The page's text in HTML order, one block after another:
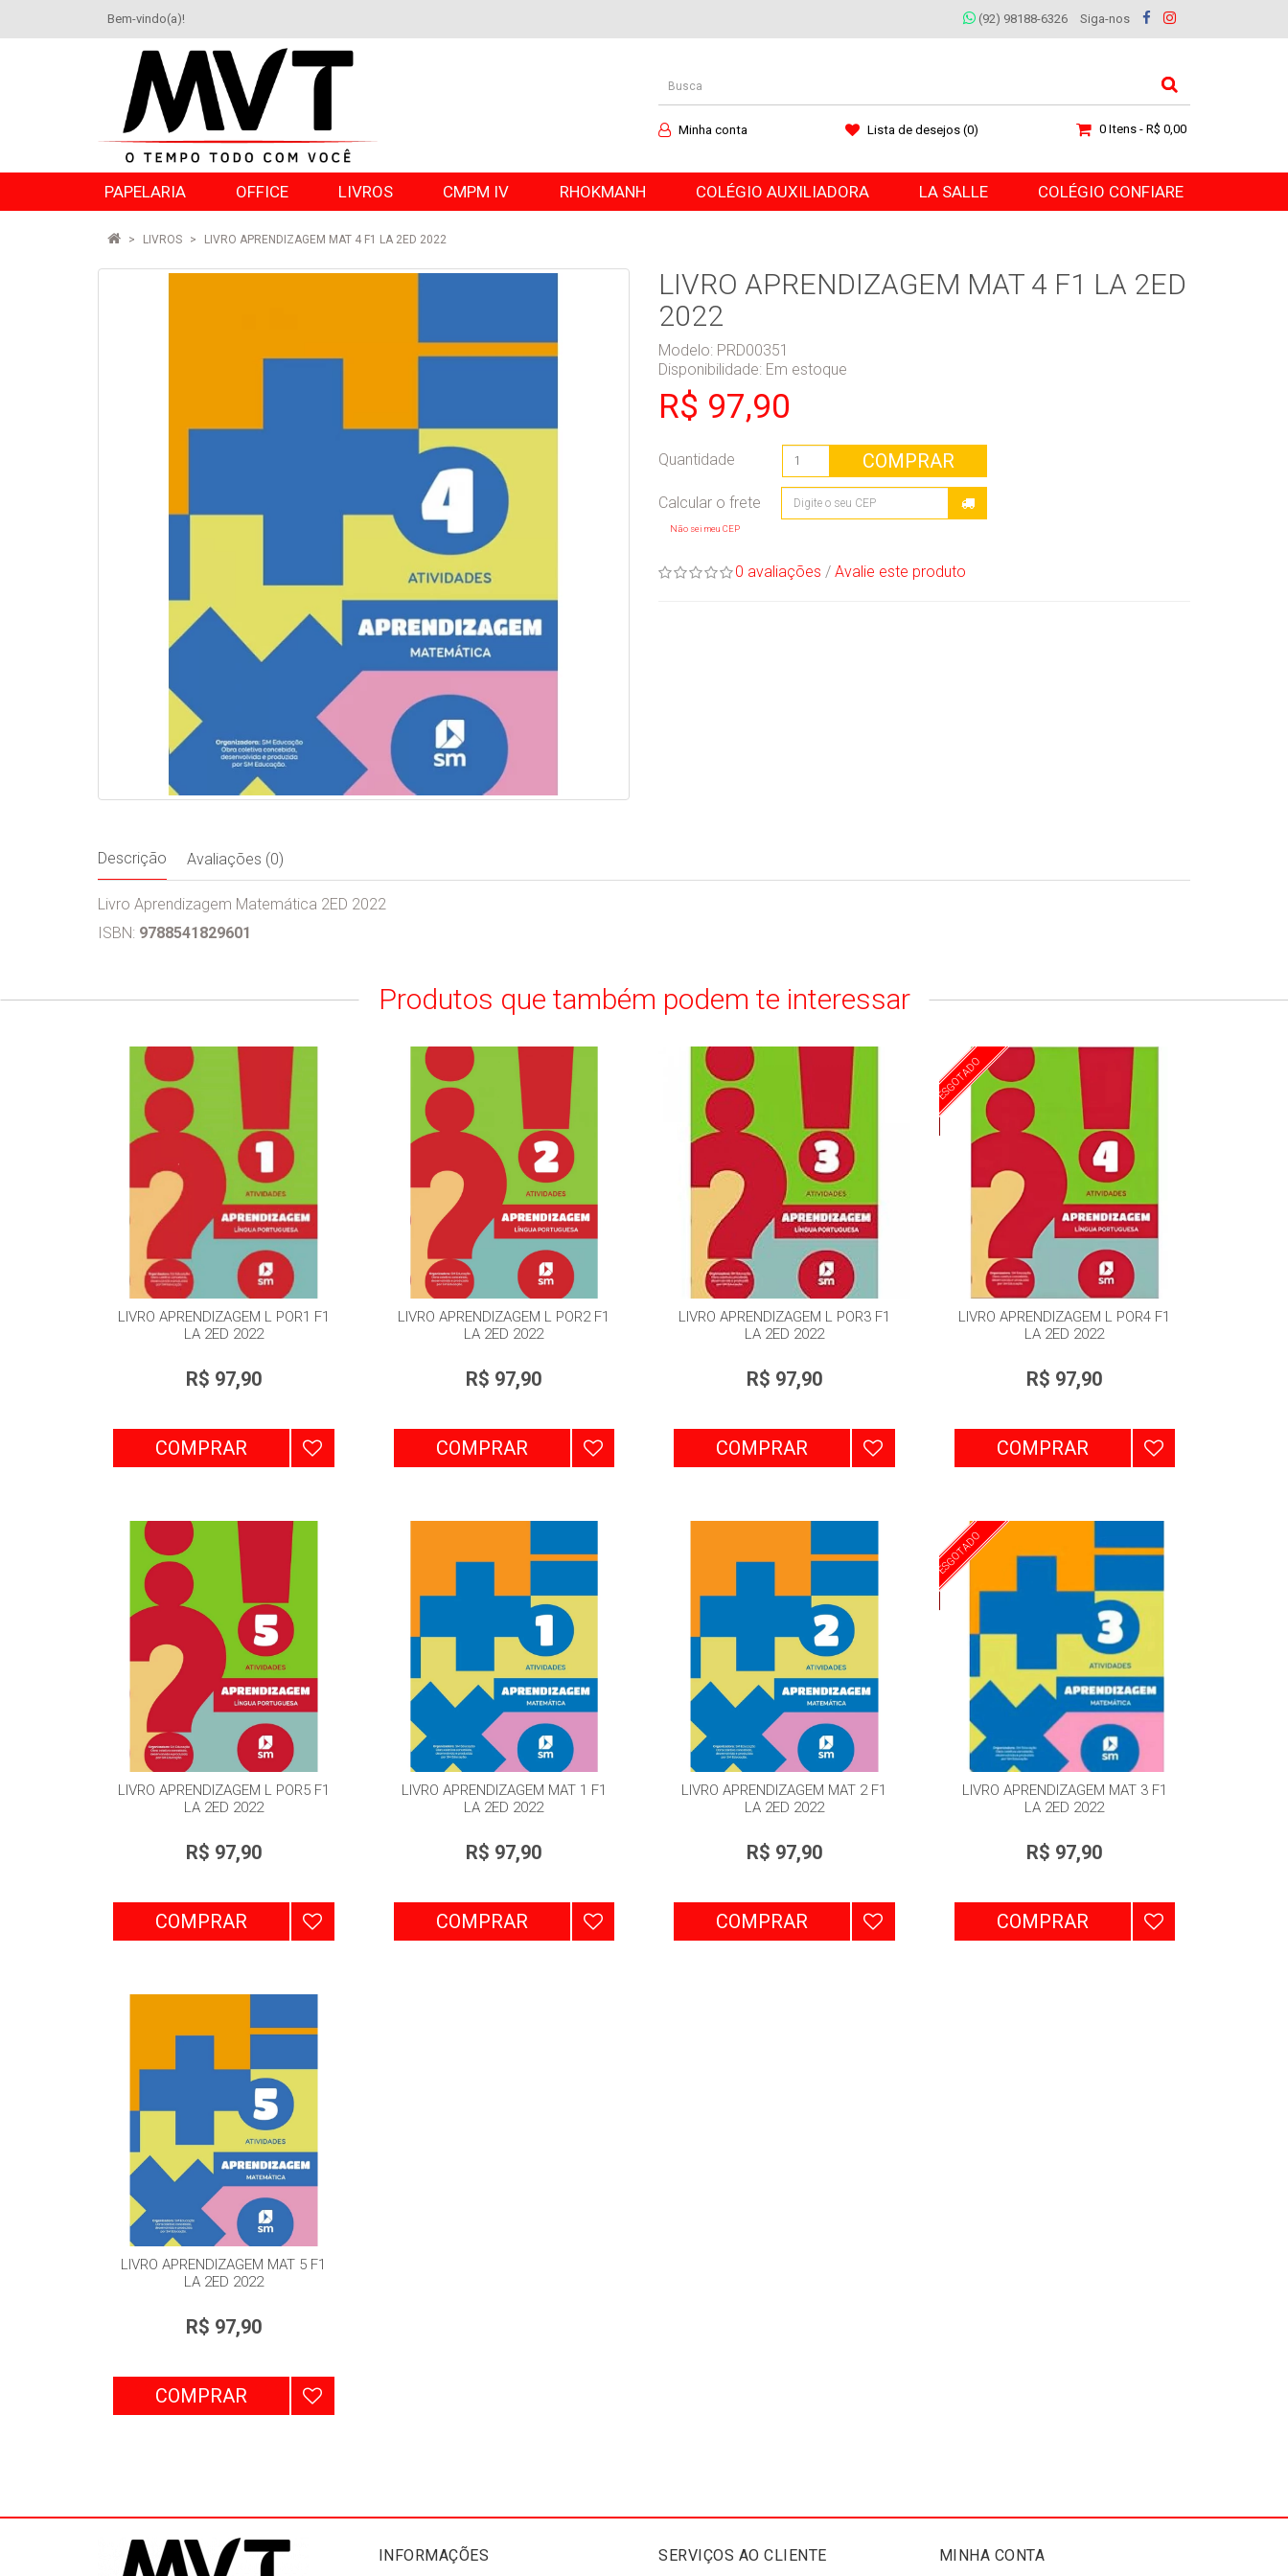
Bem-vindo(a)! (92) 98188-6326 Siga-nos
Minha conta Lista de desejos (0) 0 Itens - R$ 0,00
PAPELARIA OFFICE LIVROS CMPM IV RHOKMANH COLÉGIO AUXILIADORA LA SALLE COLÉGIO CONFIARE
LIVROS LIVRO APRENDIZAGEM MAT 4 F1 LA 2ED 2022
LIVRO APRENDIZAGEM MAT 4 F1 LA 2ED
2022
Modelo: PRD00351
Disponibilidade: Em estoque
R$ 97,90
Quantidade COMPRAR
Não sei meu CEP
0 avaliações / Avalie este produto
Descrição Avaliações (0)
Livro Aprendizagem Matemática 2ED 2022
ISBN: 9788541829601
Produtos que também podem te interessar
LIVRO APRENDIZAGEM L POR1 F1
LA 2ED 2022
R$ 97,90
COMPRAR
LIVRO APRENDIZAGEM L POR2 F1
LA 2ED 2022
R$ 97,90
COMPRAR
LIVRO APRENDIZAGEM L POR3 F1
LA 2ED 2022
R$ 97,90
COMPRAR
ESGOTADO
LIVRO APRENDIZAGEM L POR4 F1
LA 2ED 2022
R$ 97,90
COMPRAR
LIVRO APRENDIZAGEM L POR5 F1
LA 2ED 2022
R$ 97,90
COMPRAR
LIVRO APRENDIZAGEM MAT 1 F1
LA 2ED 2022
R$ 97,90
COMPRAR
LIVRO APRENDIZAGEM MAT 2 F1
LA 2ED 2022
R$ 97,90
COMPRAR
ESGOTADO
LIVRO APRENDIZAGEM MAT 3 F1
LA 2ED 2022
R$ 97,90
COMPRAR
LIVRO APRENDIZAGEM MAT 5 F1
LA 2ED 2022
R$ 97,90
COMPRAR
INFORMAÇÕES SERVIÇOS AO CLIENTE MINHA CONTA